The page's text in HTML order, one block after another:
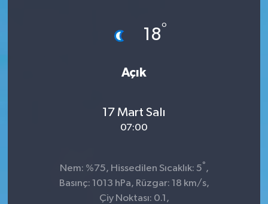
18°
Açık
17 Mart Salı
07:00
Nem: %75, Hissedilen Sıcaklık: 5° ,
Basınç: 1013 hPa, Rüzgar: 18 km/s,
Çiy Noktası: 0.1,
Sağlık